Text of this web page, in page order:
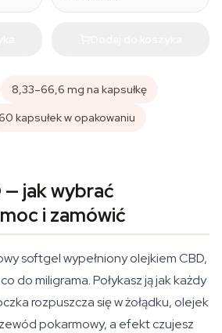
8,33–66,6 mg na kapsułkę
kapsułek w opakowaniu
— jak wybrać
i zamówić
softgel wypełniony olejkiem CBD,
do miligrama. Połykasz ją jak każdy
rozpuszcza się w żołądku, olejek
pokarmowy, a efekt czujesz